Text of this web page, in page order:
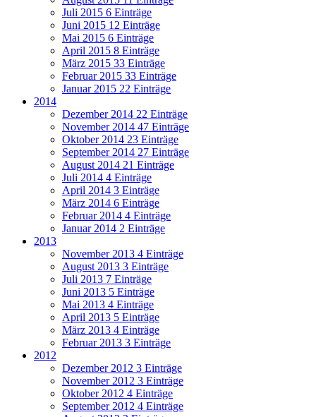
Juli 2015 6 Einträge
Juni 2015 12 Einträge
Mai 2015 6 Einträge
April 2015 8 Einträge
März 2015 33 Einträge
Februar 2015 33 Einträge
Januar 2015 22 Einträge
2014
Dezember 2014 22 Einträge
November 2014 47 Einträge
Oktober 2014 23 Einträge
September 2014 27 Einträge
August 2014 21 Einträge
Juli 2014 4 Einträge
April 2014 3 Einträge
März 2014 6 Einträge
Februar 2014 4 Einträge
Januar 2014 2 Einträge
2013
November 2013 4 Einträge
August 2013 3 Einträge
Juli 2013 7 Einträge
Juni 2013 5 Einträge
Mai 2013 4 Einträge
April 2013 5 Einträge
März 2013 4 Einträge
Februar 2013 3 Einträge
2012
Dezember 2012 3 Einträge
November 2012 3 Einträge
Oktober 2012 4 Einträge
September 2012 4 Einträge